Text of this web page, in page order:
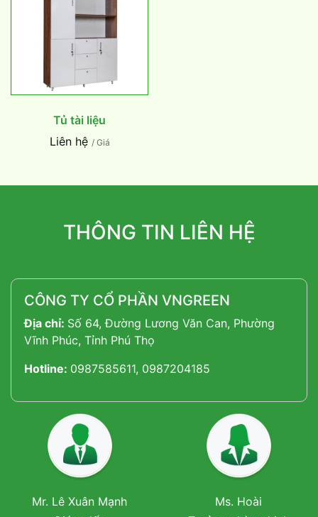
Tủ tài liệu
Liên hệ / Giá
THÔNG TIN LIÊN HỆ
CÔNG TY CỔ PHẦN VNGREEN
Địa chỉ: Số 64, Đường Lương Văn Can, Phường
Vĩnh Phúc, Tỉnh Phú Thọ
Hotline: 0987585611, 0987204185
Mr. Lê Xuân Mạnh
Ms. Hoài